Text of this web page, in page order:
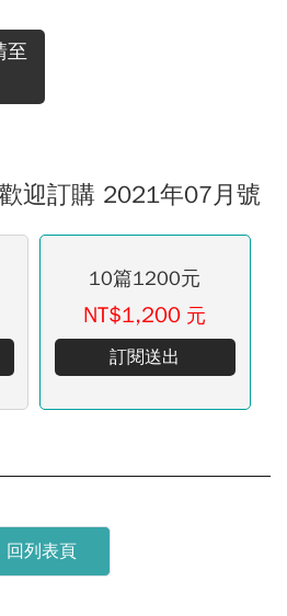
至
迎訂購 2021年07月號
10篇1200元
NT$1,200 元
訂閱送出
回列表頁